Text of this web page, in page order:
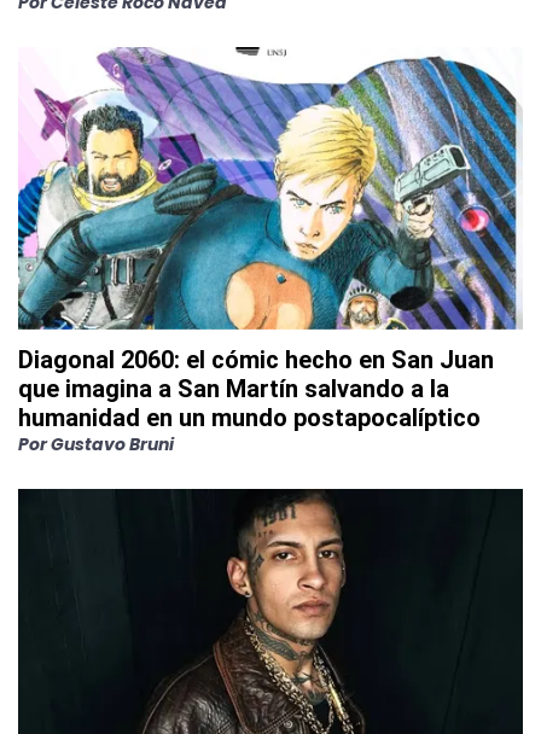
Diagonal 2060: el cómic hecho en San Juan
que imagina a San Martín salvando a la
humanidad en un mundo postapocalíptico
PorGustavo Bruni